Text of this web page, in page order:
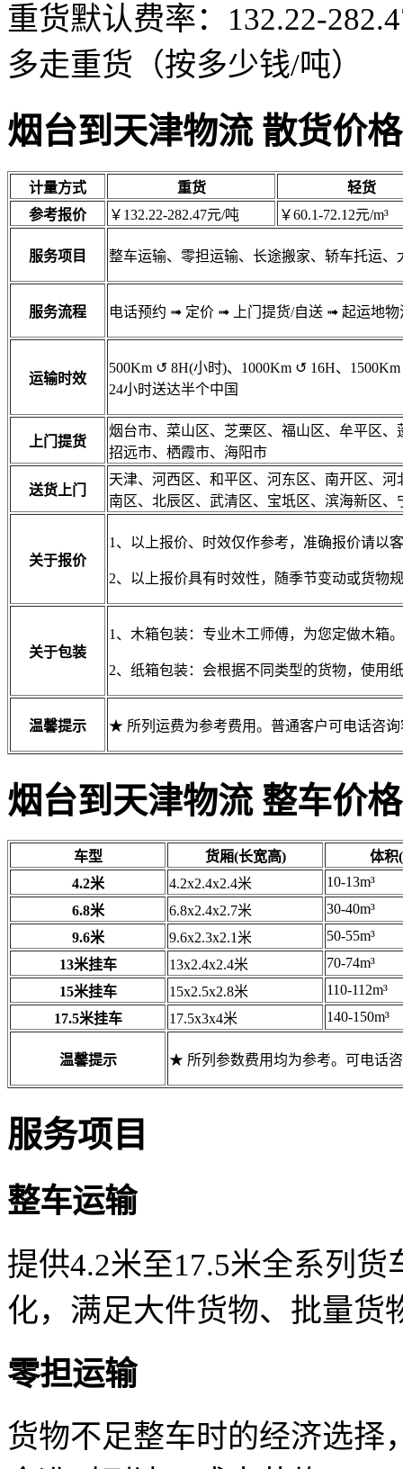
重货默认费率：132.22-
多走重货（按多少钱/吨）
烟台到天津物流 散货价格
计量方式 重货
轻货
参考报价
￥132.22-282.47元/吨 ￥60.1-72.12元/m³
服务项目 整车运输、零担运输、长途搬家、轿车托运
服务流程 电话预约 ➟ 定价 ➟ 上门提货/自送 ➟ 起运地
运输时效
500Km ↺ 8H(小时)、1000Km ↺ 16H、1500Km
24小时送达半个中国
上门提货
烟台市、菜山区、芝栗区、福山区、牟平区
招远市、栖霞市、海阳市
送货上门
天津、河西区、和平区、河东区、南开区、
南区、北辰区、武清区、宝坁区、滨海新区
关于报价
1、以上报价、时效仅作参考，准确报价请以
2、以上报价具有时效性，随季节变动或货物
关于包装
1、木箱包装：专业木工师傅，为您定做木箱
2、纸箱包装：会根据不同类型的货物，使用
温馨提示 ★ 所列运费为参考费用。普通客户可电话咨
烟台到天津物流 整车价格
车型 货厢(长宽高)
体积
4.2米
4.2x2.4x2.4米
10-13m³
6.8米
6.8x2.4x2.7米
30-40m³
9.6米
9.6x2.3x2.1米
50-55m³
13米挂车
13x2.4x2.4米
70-74m³
15米挂车
15x2.5x2.8米
110-112m³
17.5米挂车
17.5x3x4米 140-150m³
温馨提示 ★ 所列参数费用均为参考。可电话
服务项目
整车运输
提供4.2米至17.5米全系列
化，满足大件货物、批量货
零担运输
货物不足整车时的经济选择